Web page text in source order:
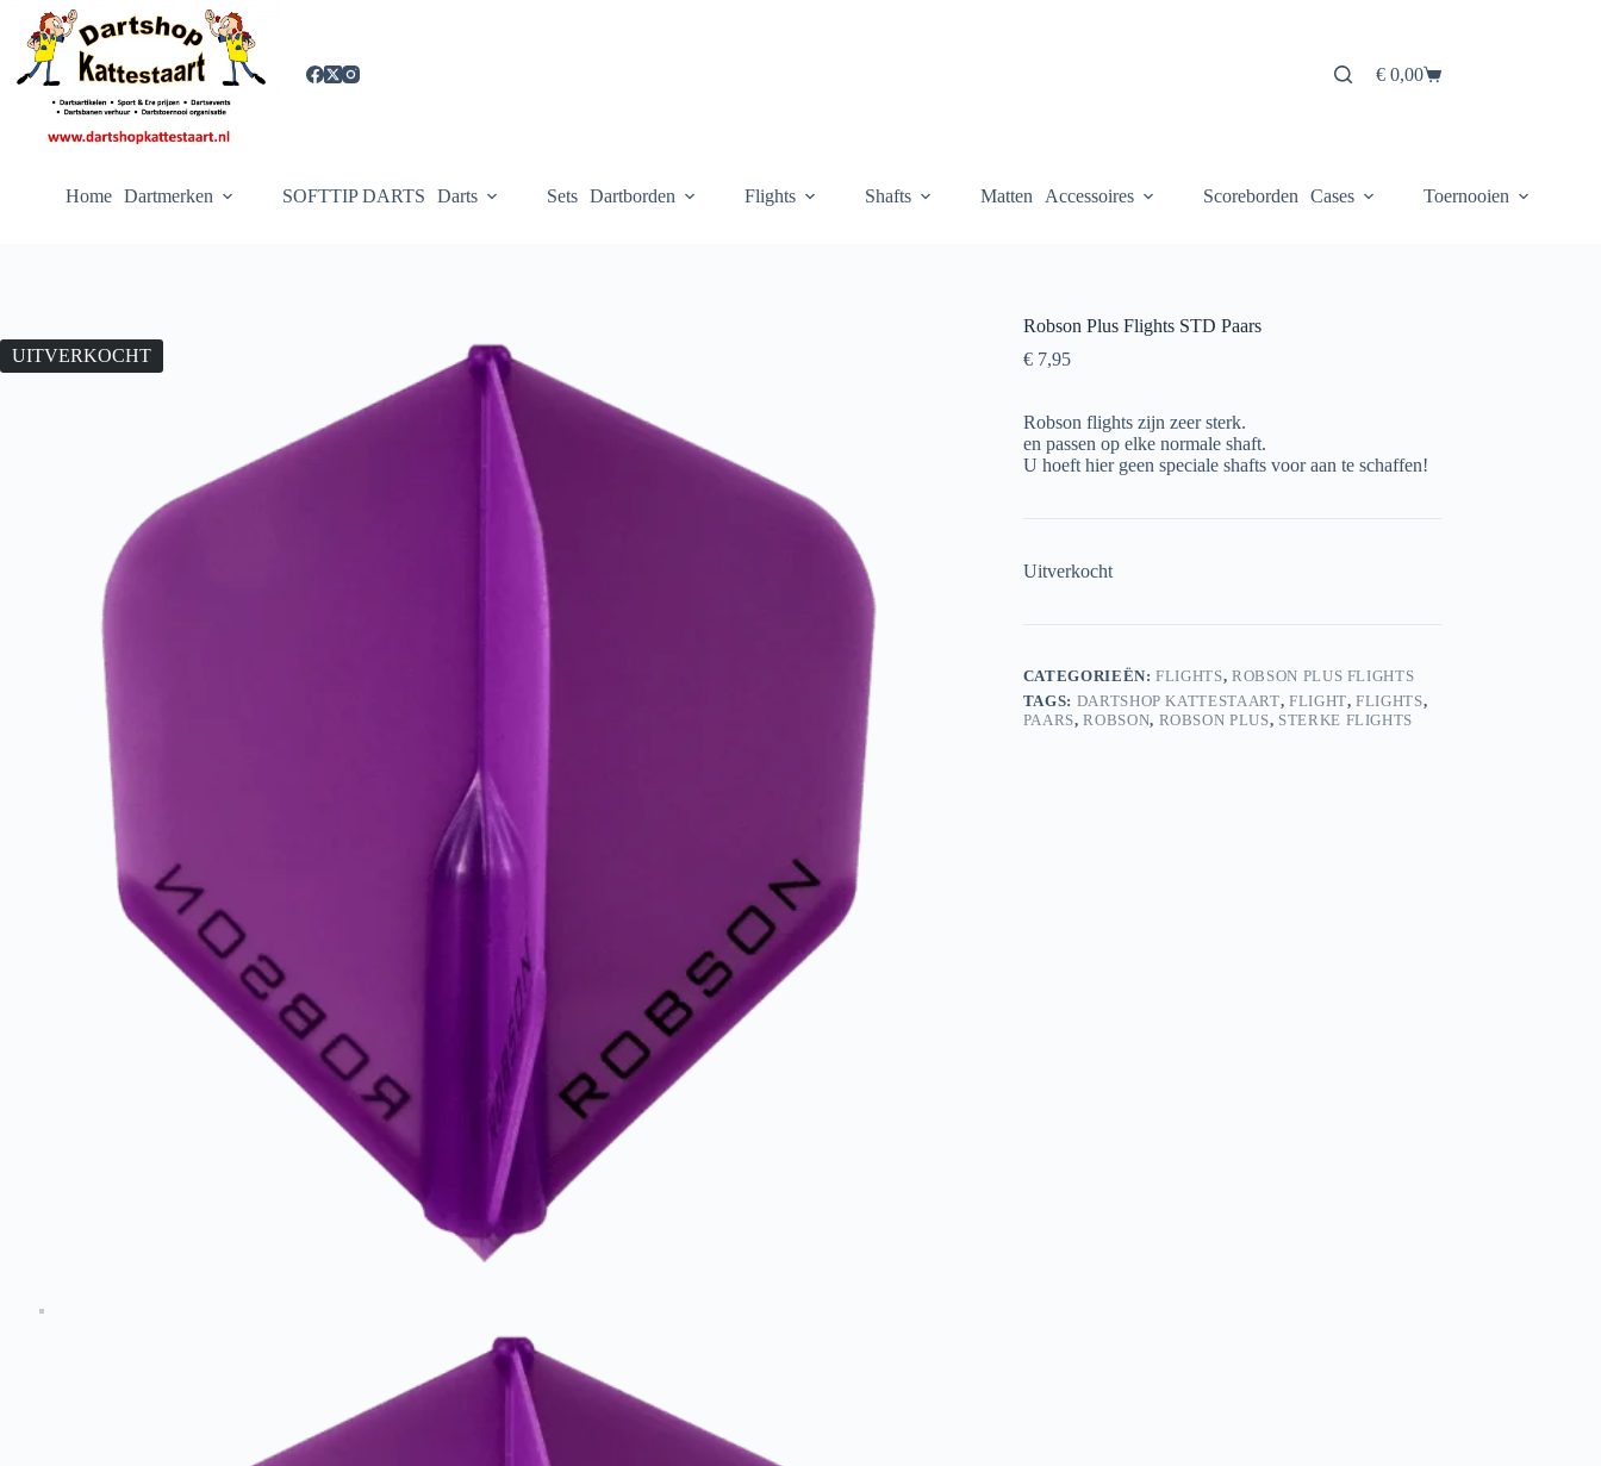
inhoud
Winkelwagen
€0,00
Home Dartmerken SOFTTIP DARTS Darts Sets Dartborden Flights Shafts Matten Accessoires Scoreborden Cases Toernooien
UITVERKOCHT
Robson Plus Flights STD Paars
€7,95
Robson flights zijn zeer sterk.
en passen op elke normale shaft.
U hoeft hier geen speciale shafts voor aan te schaffen!
Uitverkocht
CATEGORIEËN:FLIGHTS,ROBSON PLUS FLIGHTS
TAGS: DARTSHOP KATTESTAART, FLIGHT,FLIGHTS,
PAARS,ROBSON, ROBSON PLUS, STERKE FLIGHTS